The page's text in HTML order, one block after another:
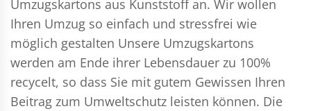
Umzugskartons aus Kunststoff an. Wir wollen
Ihren Umzug so einfach und stressfrei wie
möglich gestalten Unsere Umzugskartons
werden am Ende ihrer Lebensdauer zu 100%
recycelt, so dass Sie mit gutem Gewissen Ihren
Beitrag zum Umweltschutz leisten können. Die